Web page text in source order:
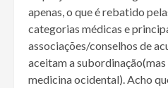
apenas, o que é rebatido
categorias médicas e
associações/conselhos de
aceitam a
medicina ocidental). Acho